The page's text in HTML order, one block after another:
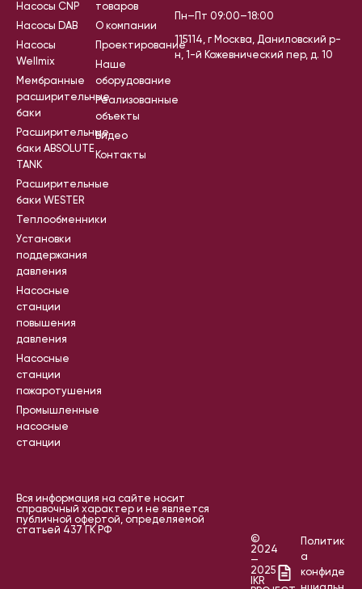
Насосы CNP
Насосы DAB
Насосы
Wellmix
Мембранные
расширительные
баки
Расширительные
баки ABSOLUTE
TANK
Расширительные
баки WESTER
Теплообменники
Установки
поддержания
давления
Насосные
станции
повышения
давления
Насосные
станции
пожаротушения
Промышленные
насосные
станции
товаров
О компании
Проектирование
Наше
оборудование
Реализованные
объекты
Видео
Контакты
Пн–Пт 09:00–18:00
115114, г Москва, Даниловский р-
н, 1-й Кожевнический пер, д. 10
Вся информация на сайте носит
справочный характер и не является
публичной офертой, определяемой
статьей 437 ГК РФ
©
2024
—
2025
IKR
Политик
а
конфиде